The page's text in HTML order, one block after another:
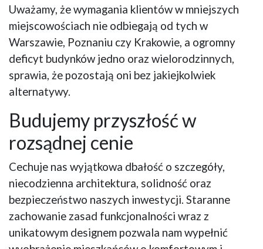
Uważamy, że wymagania klientów w mniejszych
miejscowościach nie odbiegają od tych w
Warszawie, Poznaniu czy Krakowie, a ogromny
deficyt budynków jedno oraz wielorodzinnych,
sprawia, że pozostają oni bez jakiejkolwiek
alternatywy.
Budujemy przyszłość w
rozsądnej cenie
Cechuje nas wyjątkowa dbałość o szczegóły,
niecodzienna architektura, solidność oraz
bezpieczeństwo naszych inwestycji. Staranne
zachowanie zasad funkcjonalności wraz z
unikatowym designem pozwala nam wypełnić